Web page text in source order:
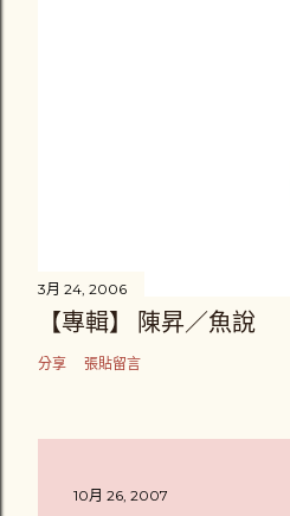
3月 24, 2006
【專輯】 陳昇／魚說
分享 張貼留言
10月 26, 2007